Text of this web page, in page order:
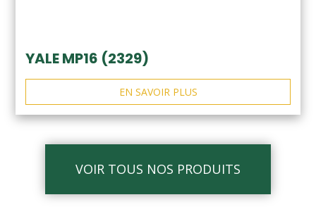
YALE MP16 (2329)
EN SAVOIR PLUS
VOIR TOUS NOS PRODUITS